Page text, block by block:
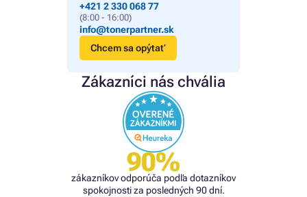
+421 2 330 068 77
(8:00 - 16:00)
info@tonerpartner.sk
Chcem sa opýtať
Zákazníci nás chvália
90%
zákazníkov odporúča podľa dotazníkov
spokojnosti za posledných 90 dní.